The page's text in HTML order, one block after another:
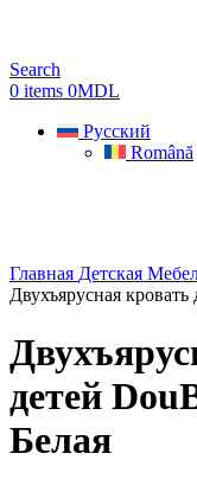
Search
0 items 0MDL
Русский
Română
Главная Детская
Двухъярусная
детей
Белая